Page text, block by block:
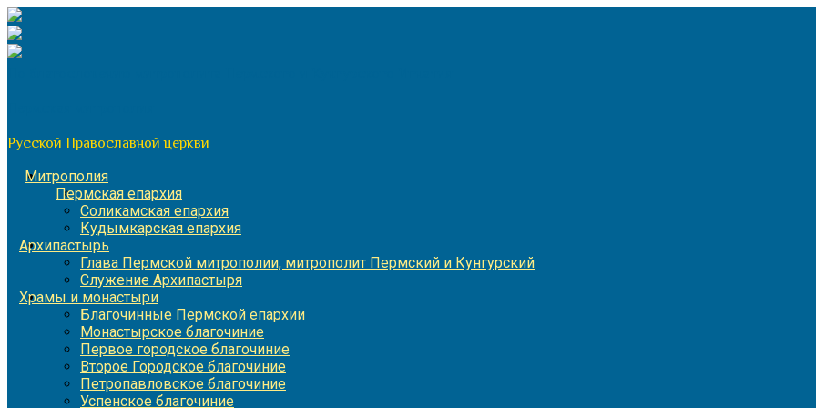
Перейти
к
содержимому
Русской Православной церкви
Митрополия
Пермская епархия
Соликамская епархия
Кудымкарская епархия
Архипастырь
Глава Пермской митрополии, митрополит Пермский и Кунгурский
Служение Архипастыря
Храмы и монастыри
Благочинные Пермской епархии
Монастырское благочиние
Первое городское благочиние
Второе Городское благочиние
Петропавловское благочиние
Успенское благочиние